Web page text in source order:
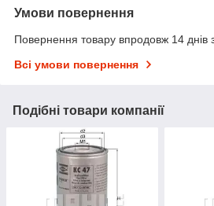
Умови повернення
Повернення товару впродовж 14 днів
Всі умови повернення
Подібні товари компанії